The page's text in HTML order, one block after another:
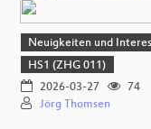
Neuigkeiten und
HS1 (ZHG 011)
2026-03-27
74
Jörg Thomsen